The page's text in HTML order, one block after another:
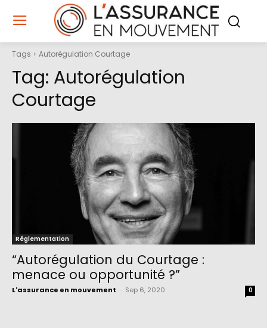
Tags Autorégulation Courtage
Tag: Autorégulation
Courtage
Réglementation
“Autorégulation du Courtage :
menace ou opportunité ?”
L'assurance en mouvement Sep 6, 2020 0